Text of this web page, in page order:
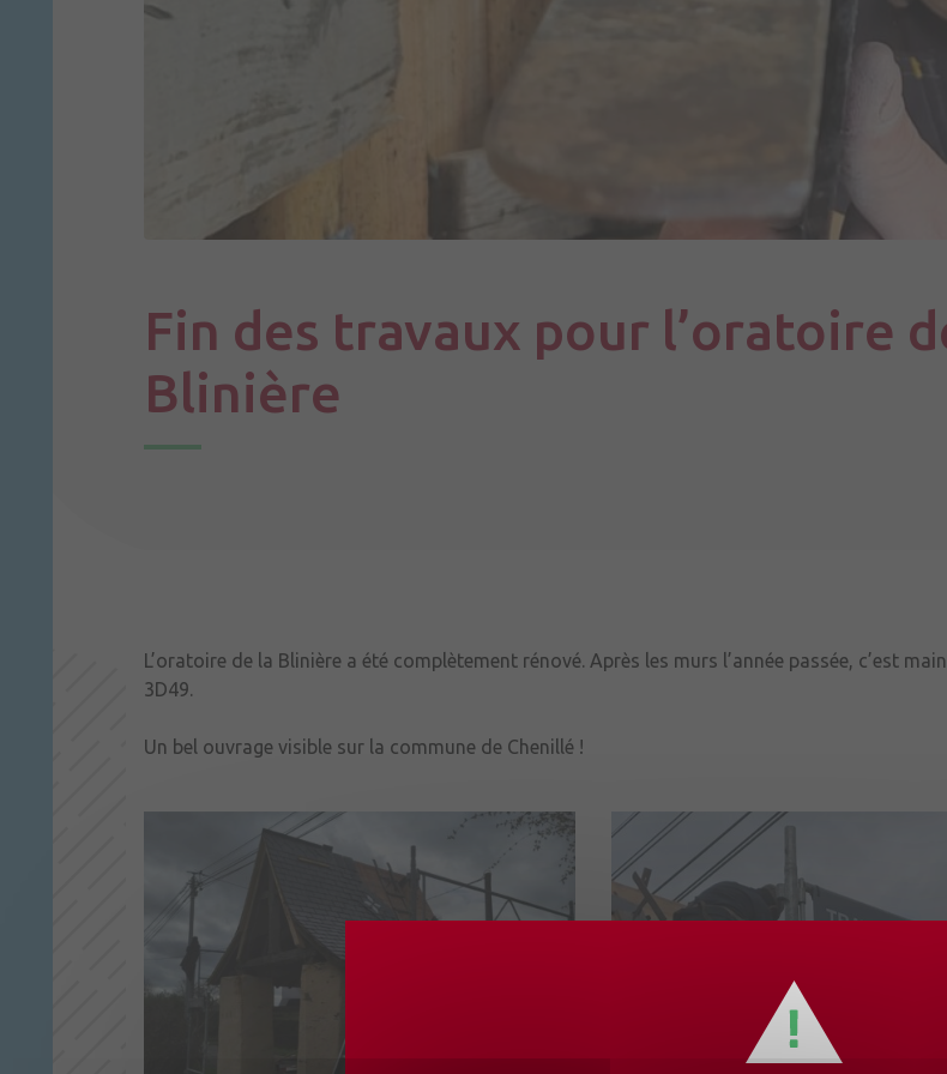
Fin des travaux pour l’oratoire
Blinière
L’oratoire de la Blinière a été complètement rénové. Après les murs l’année passée, c’est
3D49.
Un bel ouvrage visible sur la commune de Chenillé !